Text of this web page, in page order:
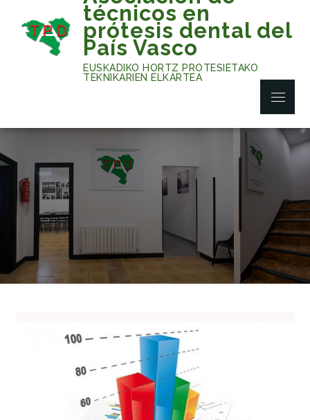
content
técnicos en
prótesis dental del
País Vasco
EUSKADIKO HORTZ PROTESIETAKO
TEKNIKARIEN ELKARTEA
Menu